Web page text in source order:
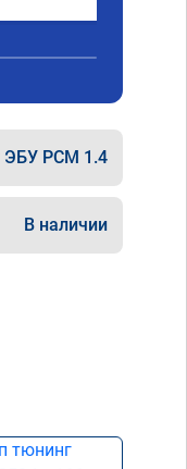
PCM 1.4
В наличии